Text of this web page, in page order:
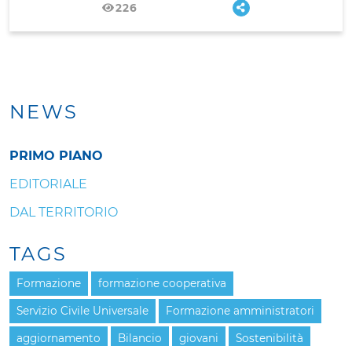
226
NEWS
PRIMO PIANO
EDITORIALE
DAL TERRITORIO
TAGS
Formazione formazione cooperativa
Servizio Civile Universale Formazione amministratori
aggiornamento Bilancio giovani Sostenibilità